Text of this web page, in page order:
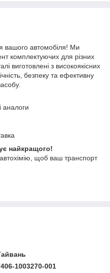
вашого автомобіля! Ми
комплектуючих для різних
виготовлені з високоякісних
безпеку та ефективну
аналоги
найкращого!
щоб ваш транспорт
1003270-001